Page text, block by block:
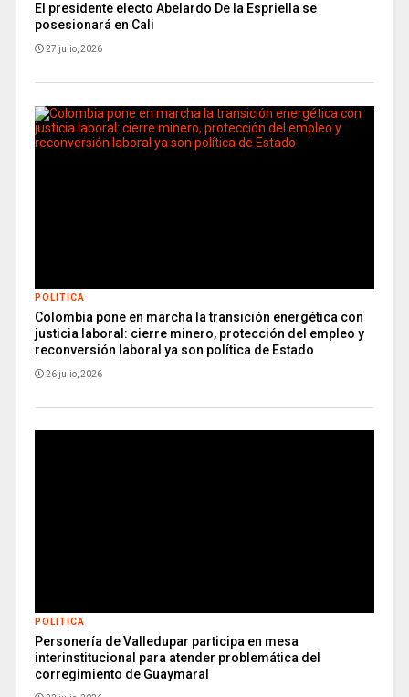
El presidente electo Abelardo De la Espriella se
posesionará en Cali
27 julio, 2026
POLITICA
Colombia pone en marcha la transición energética con
justicia laboral: cierre minero, protección del empleo y
reconversión laboral ya son política de Estado
26 julio, 2026
POLITICA
Personería de Valledupar participa en mesa
interinstitucional para atender problemática del
corregimiento de Guaymaral